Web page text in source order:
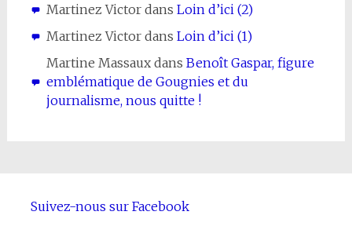
Martinez Victordans Loin d’ici (2)
Martinez Victordans Loin d’ici (1)
Martine Massauxdans Benoît Gaspar, figure
emblématique de Gougnies et du
journalisme, nous quitte !
Suivez-nous sur Facebook